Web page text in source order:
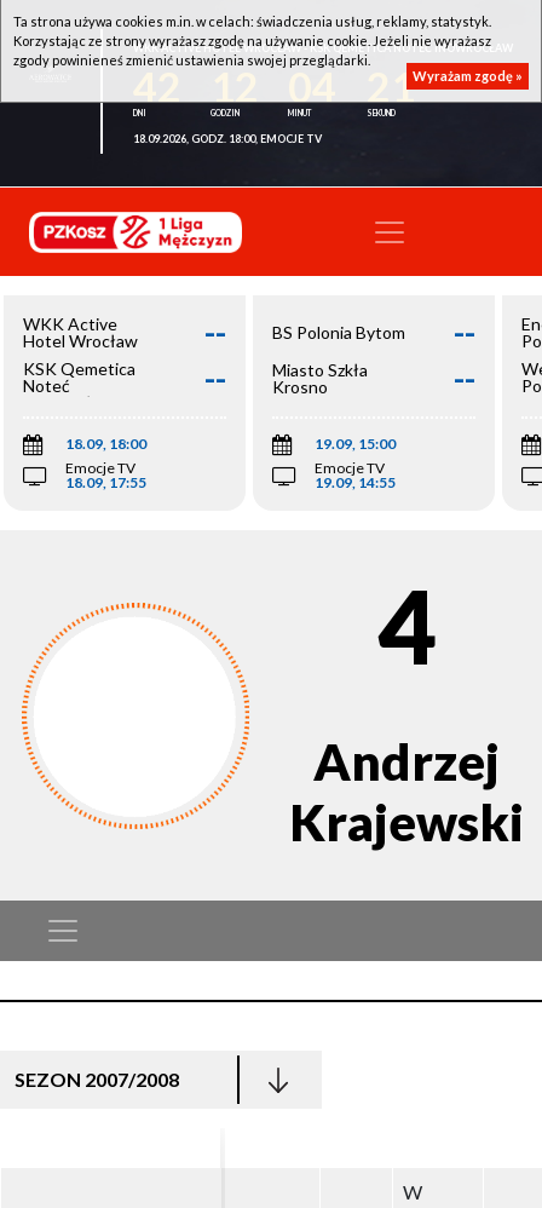
WKK ACTIVE HOTEL WROCŁAW - KSK QEMETICA NOTEĆ INOWROCŁAW
21
18.09.2026, GODZ. 18:00, EMOCJE TV
WKK Active
Hotel Wrocław
--
KSK Qemetica
Noteć
Inowrocław
--
18.09, 18:00
Emocje TV
18.09, 17:55
BS Polonia Bytom --
Miasto Szkła
Krosno
--
19.09, 15:00
Emocje TV
19.09, 14:55
4
Andrzej
Krajewski
SEZON 2007/2008
W
W
Ta strona używa cookies m.in. w celach: świadczenia usług, reklamy, statystyk.
Korzystając ze strony wyrażasz zgodę na używanie cookie. Jeżeli nie wyrażasz
zgody powinieneś zmienić ustawienia swojej przeglądarki.
Wyrażam zgodę »